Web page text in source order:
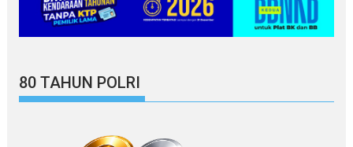
80 TAHUN POLRI